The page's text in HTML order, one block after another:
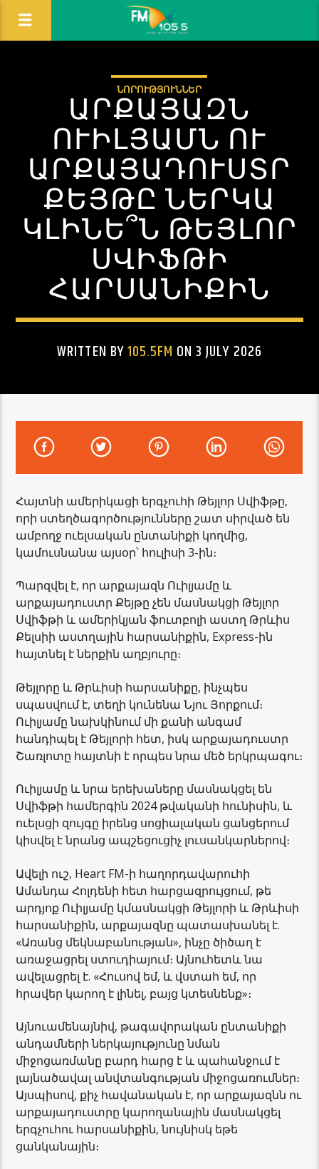
ՆՈՐՈՒԹՅՈՒՆՆԵՐ
ԱՐՔԱՅԱԶՆ
ՈՒԻԼՅԱՄՆ ՈՒ
ԱՐՔԱՅԱԴՈՒՍՏՐ
ՔԵՅԹԸ ՆԵՐԿԱ
ԿԼԻՆԵ՞Ն ԹԵՅԼՈՐ
ՍՎԻՖԹԻ
ՀԱՐՍԱՆԻՔԻՆ
WRITTEN BY105.5FM ON 3 JULY 2026
Հայտնի ամերիկացի երգչուհի Թեյլոր Սվիֆթը,
որի ստեղծագործությունները շատ սիրված են
ամբողջ ուելսական ընտանիքի կողմից,
կամուսնանա այսօր՝ հուլիսի 3-ին։
Պարզվել է, որ արքայազն Ուիլյամը և
արքայադուստր Քեյթը չեն մասնակցի Թեյլոր
Սվիֆթի և ամերիկյան ֆուտբոլի աստղ Թրևիս
Քելսիի աստղային հարսանիքին, Express-ին
հայտնել է ներքին աղբյուրը։
Թեյլորը և Թրևիսի հարսանիքը, ինչպես
սպասվում է, տեղի կունենա Նյու Յորքում։
Ուիլյամը նախկինում մի քանի անգամ
հանդիպել է Թեյլորի հետ, իսկ արքայադուստր
Շառլոտը հայտնի է որպես նրա մեծ երկրպագու։
Ուիլյամը և նրա երեխաները մասնակցել են
Սվիֆթի համերգին 2024 թվականի հունիսին, և
ուելսցի զույգը իրենց սոցիալական ցանցերում
կիսվել է նրանց ապշեցուցիչ լուսանկարներով։
Ավելի ուշ, Heart FM-ի հաղորդավարուհի
Ամանդա Հոլդենի հետ հարցազրույցում, թե
արդյոք Ուիլյամը կմասնակցի Թեյլորի և Թրևիսի
հարսանիքին, արքայազնը պատասխանել է.
«Առանց մեկնաբանության», ինչը ծիծաղ է
առաջացրել ստուդիայում։ Այնուհետև նա
ավելացրել է. «Հուսով եմ, և վստահ եմ, որ
հրավեր կարող է լինել, բայց կտեսնենք»։
Այնուամենայնիվ, թագավորական ընտանիքի
անդամների ներկայությունը նման
միջոցառմանը բարդ հարց է և պահանջում է
լայնածավալ անվտանգության միջոցառումներ։
Այսպիսով, քիչ հավանական է, որ արքայազնն ու
արքայադուստրը կարողանային մասնակցել
երգչուհու հարսանիքին, նույնիսկ եթե
ցանկանային։